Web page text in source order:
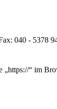
040 - 5378
„https://“ im